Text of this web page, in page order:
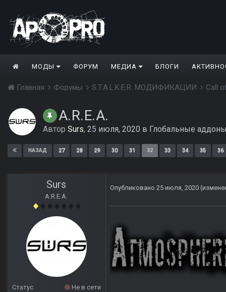
МОДЫ ФОРУМ МЕДИА БЛОГИ
Главная Форумы S.T.A.L.K.E.R. МОДИФИКАЦИИ Call
A.R.E.A.
Автор Surs, 25 июля, 2020 в Глобальные
НАЗАД 27 28 29 30 31 32 33 34 35 36
Surs
A.R.E.A.
Статус
Не в сети
Опубликовано 25 июля, 2020